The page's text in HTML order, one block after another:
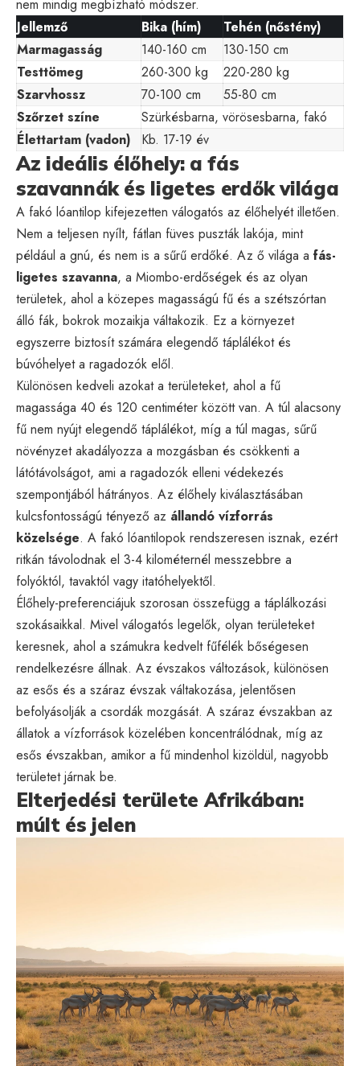
nem mindig megbízható módszer.
Jellemző
Bika (hím)
Tehén (nőstény)
Marmagasság
140-160 cm
130-150 cm
Testtömeg
260-300 kg
220-280 kg
Szarvhossz
70-100 cm
55-80 cm
Szőrzet színe
Szürkésbarna, vörösesbarna, fakó
Élettartam (vadon)
Kb. 17-19 év
Az ideális élőhely: a fás
szavannák és ligetes erdők világa
A fakó lóantilop kifejezetten válogatós az élőhelyét illetően.
Nem a teljesen nyílt, fátlan füves puszták lakója, mint
például a gnú, és nem is a sűrű erdőké. Az ő világa a fás-
ligetes szavanna, a Miombo-erdőségek és az olyan
területek, ahol a közepes magasságú fű és a szétszórtan
álló fák, bokrok mozaikja váltakozik. Ez a környezet
egyszerre biztosít számára elegendő táplálékot és
búvóhelyet a ragadozók elől.
Különösen kedveli azokat a területeket, ahol a fű
magassága 40 és 120 centiméter között van. A túl alacsony
fű nem nyújt elegendő táplálékot, míg a túl magas, sűrű
növényzet akadályozza a mozgásban és csökkenti a
látótávolságot, ami a ragadozók elleni védekezés
szempontjából hátrányos. Az élőhely kiválasztásában
kulcsfontosságú tényező az állandó vízforrás
közelsége. A fakó lóantilopok rendszeresen isznak, ezért
ritkán távolodnak el 3-4 kilométernél messzebbre a
folyóktól, tavaktól vagy itatóhelyektől.
Élőhely-preferenciájuk szorosan összefügg a táplálkozási
szokásaikkal. Mivel válogatós legelők, olyan területeket
keresnek, ahol a számukra kedvelt fűfélék bőségesen
rendelkezésre állnak. Az évszakos változások, különösen
az esős és a száraz évszak váltakozása, jelentősen
befolyásolják a csordák mozgását. A száraz évszakban az
állatok a vízforrások közelében koncentrálódnak, míg az
esős évszakban, amikor a fű mindenhol kizöldül, nagyobb
területet járnak be.
Elterjedési területe Afrikában:
múlt és jelen